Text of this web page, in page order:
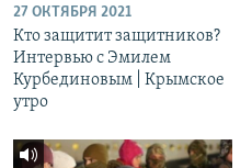
27 ОКТЯБРЯ 2021
Кто защитит защитников?
Интервью с Эмилем
Курбединовым | Крымское
утро